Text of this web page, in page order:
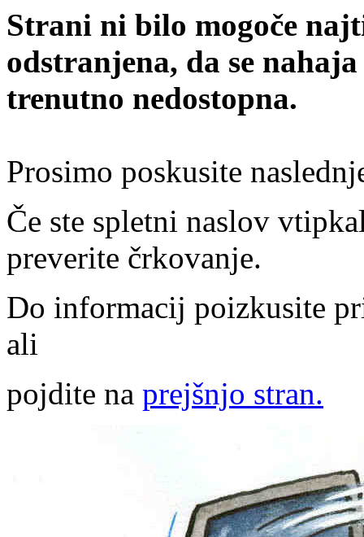
Strani ni bilo mogoče
odstranjena, da se
trenutno nedostopna.
Prosimo poskusite
Če ste spletni naslov
preverite črkovanje.
Do informacij poizkusite
ali
pojdite na prejšnjo stran.